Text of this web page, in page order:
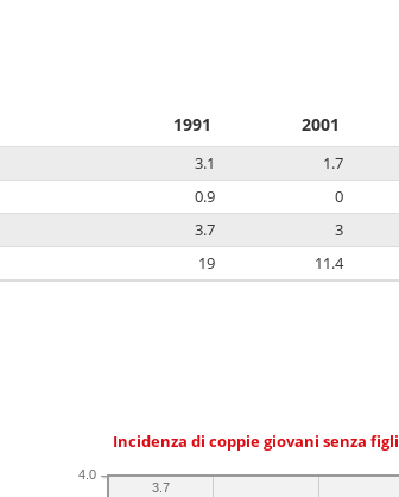
1991 2001
3.1 1.7
0.9 0
3.7 3
19 11.4
Incidenza di coppie giovani senza figli
4.0
3.7